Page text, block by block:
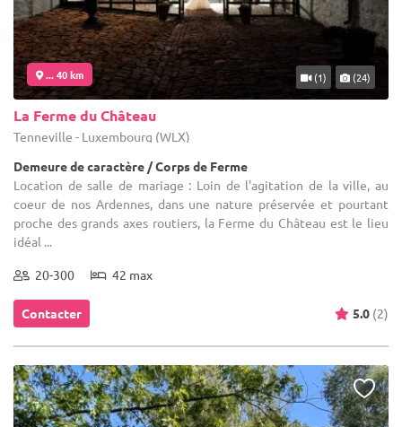
... 40 km (1) (24)
La Ferme du Château
Tenneville - Luxembourg (WLX)
Demeure de caractère / Corps de Ferme
Location de salle de mariage : Loin de l'agitation de la ville, au
coeur de nos Ardennes, dans une nature préservée et pourtant
proche des grands axes routiers, la Ferme du Château est le lieu
idéal ...
20-300 42 max
Contacter 5.0 (2)